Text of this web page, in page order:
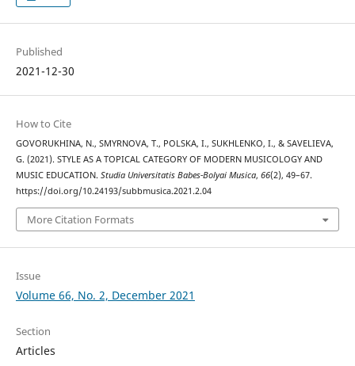
Published
2021-12-30
How to Cite
GOVORUKHINA, N., SMYRNOVA, T., POLSKA, I., SUKHLENKO, I., & SAVELIEVA,
G. (2021). STYLE AS A TOPICAL CATEGORY OF MODERN MUSICOLOGY AND
MUSIC EDUCATION. Studia Universitatis Babes-Bolyai Musica, 66(2), 49–67.
https://doi.org/10.24193/subbmusica.2021.2.04
More Citation Formats
Issue
Volume 66, No. 2, December 2021
Section
Articles